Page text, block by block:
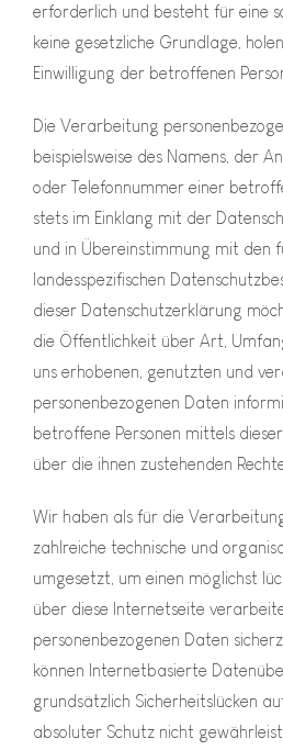
erforderlich und besteht für eine
keine gesetzliche Grundlage,
Einwilligung der betroffenen
Die Verarbeitung
beispielsweise des Namens, der
oder Telefonnummer einer
stets im Einklang mit der
und in Übereinstimmung mit den
landesspezifischen
dieser Datenschutzerklärung
die Öffentlichkeit über Art,
uns erhobenen, genutzten und
personenbezogenen Daten
betroffene Personen mittels
über die ihnen zustehenden
Wir haben als für die
zahlreiche technische und
umgesetzt, um einen möglichst
über diese Internetseite
personenbezogenen Daten
können Internetbasierte
grundsätzlich Sicherheitslücken
absoluter Schutz nicht